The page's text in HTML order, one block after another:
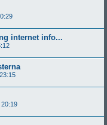
internet info...